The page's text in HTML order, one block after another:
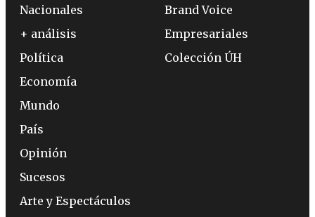
Nacionales
+ análisis
Política
Economía
Mundo
País
Opinión
Sucesos
Arte y Espectáculos
Brand Voice
Empresariales
Colección ÚH